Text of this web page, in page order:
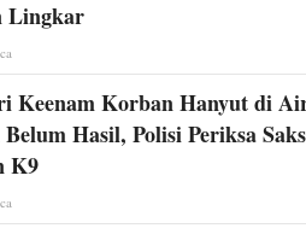
Lingkar
Keenam Korban Hanyut di
Hasil, Polisi Periksa
K9